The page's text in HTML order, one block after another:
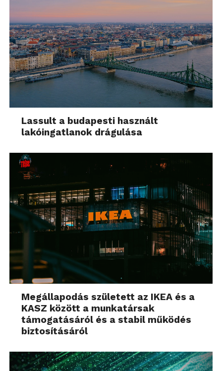
Lassult a budapesti használt
lakóingatlanok drágulása
Megállapodás született az IKEA és a
KASZ között a munkatársak
támogatásáról és a stabil működés
biztosításáról